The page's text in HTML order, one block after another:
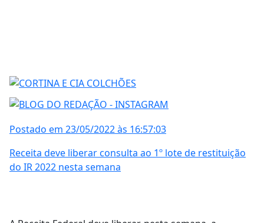
Postado em 23/05/2022 às 16:57:03
Receita deve liberar consulta ao 1º lote de restituição
do IR 2022 nesta semana